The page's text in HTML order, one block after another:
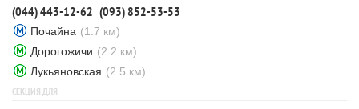
(044) 443-12-62 (093) 852-53-53
Почайна (1.7 км)
Дорогожичи (2.2 км)
Лукьяновская (2.5 км)
СЕКЦИЯ ДЛЯ